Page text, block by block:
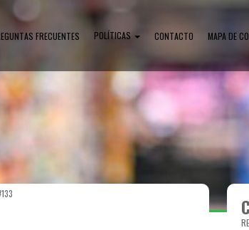
FRECUENTES POLÍTICAS CONTACTO MAPA DE